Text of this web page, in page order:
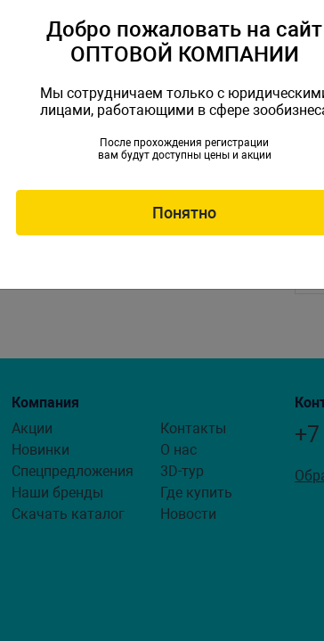
Компания
Акции
Новинки
Спецпредложения
Наши бренды
Скачать каталог
Контакты
О нас
3D-тур
Где купить
Новости
Добро пожаловать на сайт
ОПТОВОЙ КОМПАНИИ
Мы сотрудничаем только с
лицами, работающими в сфере
После прохождения регистрации
вам будут доступны цены и акции
Понятно